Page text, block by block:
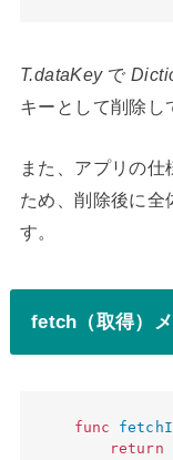
T.dataKeyで
キーとして削除し
また、アプリの仕
ため、削除後に全
す。
fetch（取得）
func
return